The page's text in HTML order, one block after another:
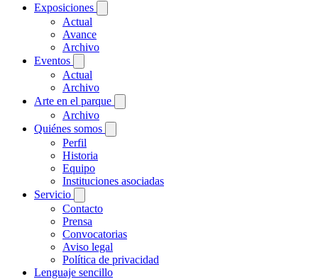
Exposiciones
Actual
Avance
Archivo
Eventos
Actual
Archivo
Arte en el parque
Archivo
Quiénes somos
Perfil
Historia
Equipo
Instituciones asociadas
Servicio
Contacto
Prensa
Convocatorias
Aviso legal
Política de privacidad
Lenguaje sencillo